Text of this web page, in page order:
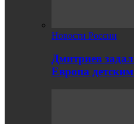
Новости России
Дмитриев
Европа